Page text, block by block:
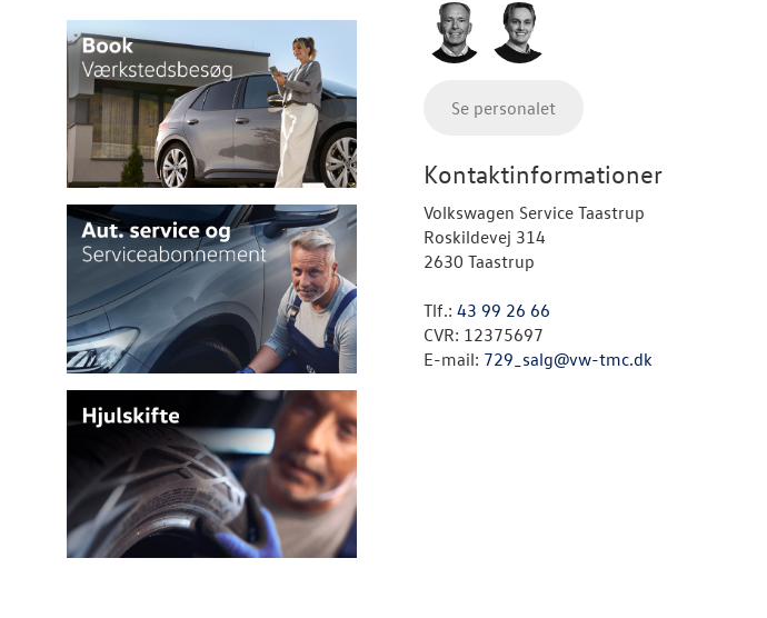
Se personalet
Kontaktinformationer
Volkswagen Service Taastrup
Roskildevej 314
2630 Taastrup
Tlf.: 43 99 26 66
CVR: 12375697
E-mail: 729_salg@vw-tmc.dk